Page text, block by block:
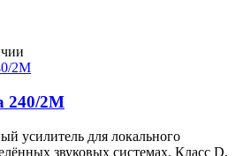
240/2M
усилитель для локального
звуковых системах. Класс D,